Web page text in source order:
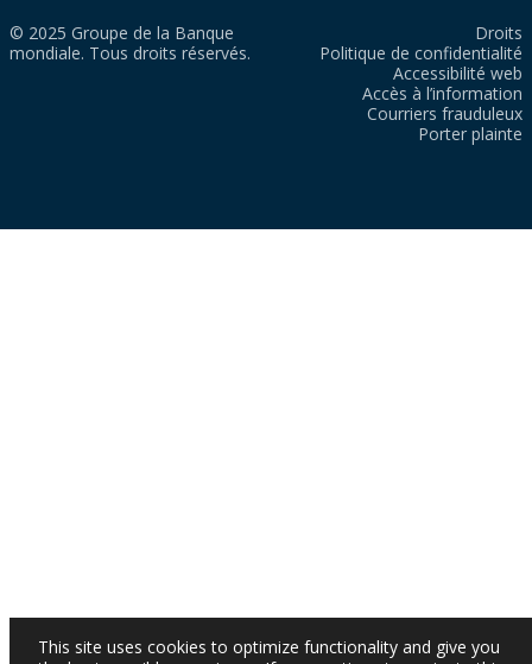
© 2025 Groupe de la Banque
mondiale. Tous droits réservés.
Droits
Politique de confidentialité
Accessibilité web
Accès à l’information
Courriers frauduleux
Porter plainte
This site uses cookies to optimize functionality and give you